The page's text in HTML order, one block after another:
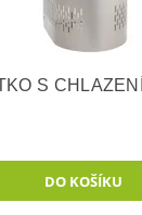
S